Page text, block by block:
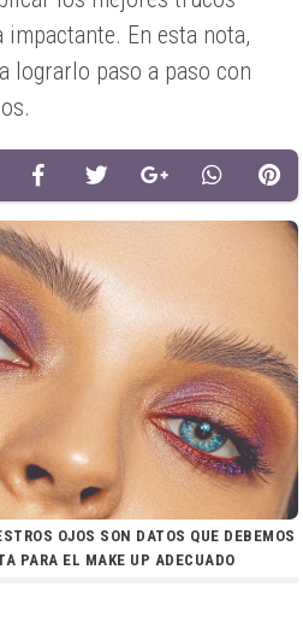
En esta nota,
lograrlo paso a paso con
OJOS SON DATOS QUE DEBEMOS
PARA EL MAKE UP ADECUADO